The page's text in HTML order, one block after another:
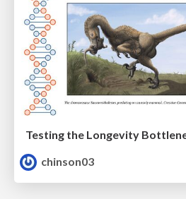
Testing the Longevity
chinson03